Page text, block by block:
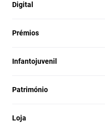
Digital
Prémios
Infantojuvenil
Património
Loja